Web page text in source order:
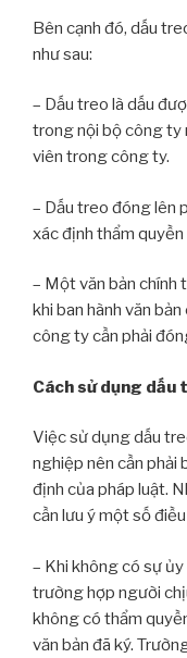
Bên cạnh đó, dấu
như sau:
– Dấu treo là dấu
trong nội bộ công ty
viên trong công ty.
– Dấu treo đóng lên
xác định thẩm
– Một văn bản chính
khi ban hành văn
công ty cần phải
Cách sử dụng
Việc sử dụng dấu
nghiệp nên cần phải
định của pháp luật.
cần lưu ý một số
– Khi không có sự
trường hợp người
không có thẩm
văn bản đã ký.